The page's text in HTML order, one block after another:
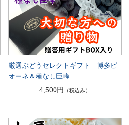
厳選ぶどうセレクトギフト 博多ピ
オーネ＆種なし巨峰
4,500円
（税込み）